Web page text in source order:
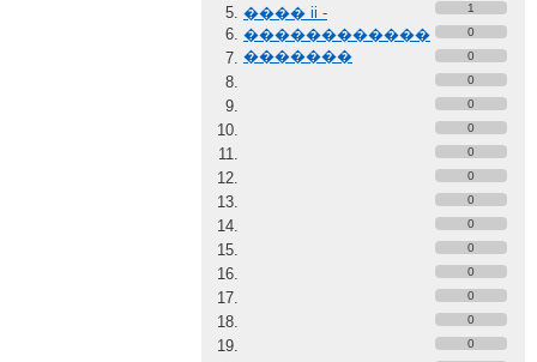
���� ii -
������������
�������
1
0
0
0
0
0
0
0
0
0
0
0
0
0
0